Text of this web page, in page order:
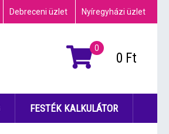
Debreceni üzlet Nyíregyházi üzlet
0
0 Ft
FESTÉK KALKULÁTOR